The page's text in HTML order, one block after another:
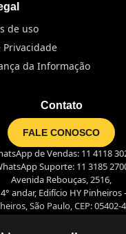
de uso
Privacidade
da Informação
Contato
FALE CONOSCO
de Vendas: 11 4118
Suporte: 11 3185
Avenida Rebouças, 2516,
andar, Edifício HY Pinheiros -
São Paulo, CEP: 05402-